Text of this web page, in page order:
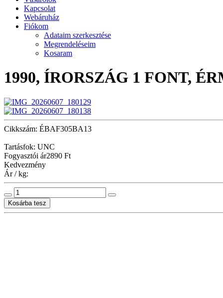
Kapcsolat
Webáruház
Fiókom
Adataim szerkesztése
Megrendeléseim
Kosaram
1990, ÍRORSZÁG 1 FONT,
Cikkszám: ÉBAF305BA13
Tartásfok: UNC
Fogyasztói ár2890 Ft
Kedvezmény
Ár / kg: